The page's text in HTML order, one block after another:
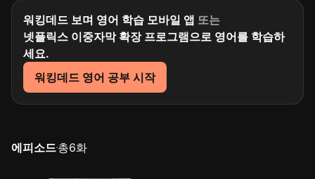
워킹데드 보며 영어 학습 모바일 앱 또는
넷플릭스 이중자막 확장 프로그램으로 영어를 학습하
세요.
워킹데드 영어 공부 시작
에피소드총6화